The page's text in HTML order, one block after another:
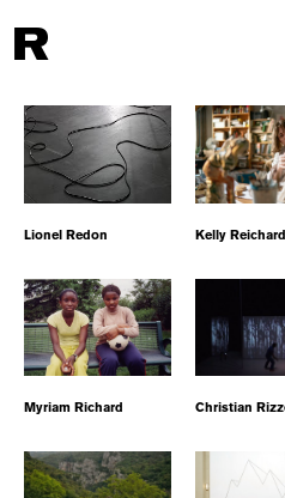
R
Lionel Redon Kelly
Myriam Richard Christian